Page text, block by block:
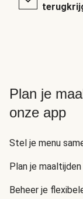
Plan je
onze app
Stel je menu
Plan je
Beheer je